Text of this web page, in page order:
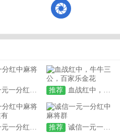
一分红中麻将群 推荐 血战红中，牛牛三公，百家乐金花
分红中麻将群微信谁有 推荐 诚信一元一分红中麻将群